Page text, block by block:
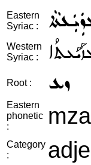
Eastern
Syriac :
Western
Syriac :
Root : ܙܥ
Eastern
phonetic
:
Category
: